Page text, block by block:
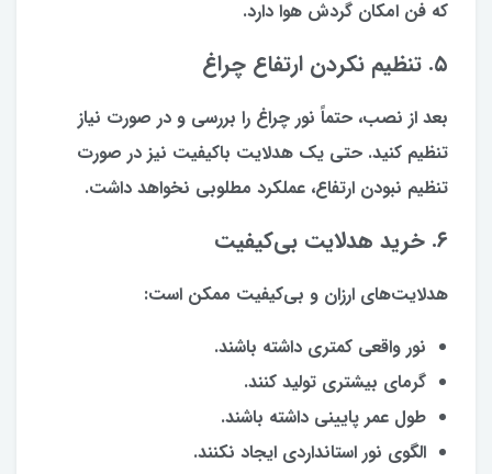
که فن امکان گردش هوا دارد.
۵. تنظیم نکردن ارتفاع چراغ
بعد از نصب، حتماً نور چراغ را بررسی و در صورت نیاز
تنظیم کنید. حتی یک هدلایت باکیفیت نیز در صورت
تنظیم نبودن ارتفاع، عملکرد مطلوبی نخواهد داشت.
۶. خرید هدلایت بی‌کیفیت
هدلایت‌های ارزان و بی‌کیفیت ممکن است:
نور واقعی کمتری داشته باشند.
گرمای بیشتری تولید کنند.
طول عمر پایینی داشته باشند.
الگوی نور استانداردی ایجاد نکنند.